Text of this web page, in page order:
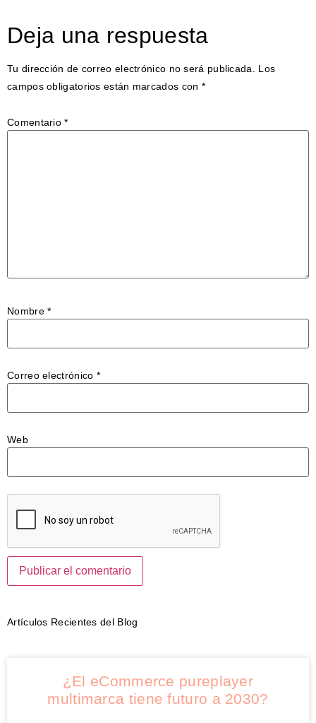
Deja una respuesta
Tu dirección de correo electrónico no será publicada. Los
campos obligatorios están marcados con *
Comentario*
Nombre*
Correo electrónico *
Web
Artículos Recientes del Blog
¿El eCommerce pureplayer
multimarca tiene futuro a 2030?